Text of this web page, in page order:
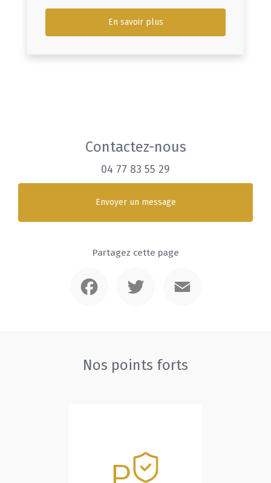
En savoir plus
Contactez-nous
04 77 83 55 29
Envoyer un message
Partagez cette page
Nos points forts